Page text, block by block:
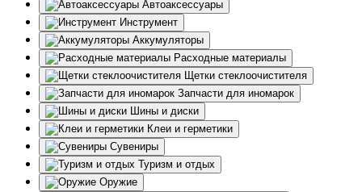
Автоаксессуары
Инструмент
Аккумуляторы
Расходные материалы
Щетки стеклоочистителя
Запчасти для иномарок
Шины и диски
Клеи и герметики
Сувениры
Туризм и отдых
Оружие